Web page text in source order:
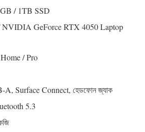
/ 1TB SSD
GeForce RTX 4050 Laptop
/ Pro
Surface Connect, হেডফোন জ্যাক
5.3